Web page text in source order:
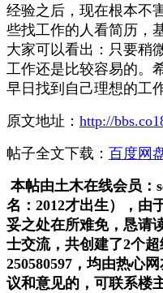
经验之后，现在根本不
些找工作的人看简历，
大家可以看出：只要稍
工作还是比较容易的。
早日找到自己理想的工作
原文地址： http://
帖子全文下载： 百度网
本帖由土木在线会员：
名：2012才出生），由
妥之处在所难免，恳请
士交流，共创建了2个超
250580597，均由热心
议和意见的， 可联系楼